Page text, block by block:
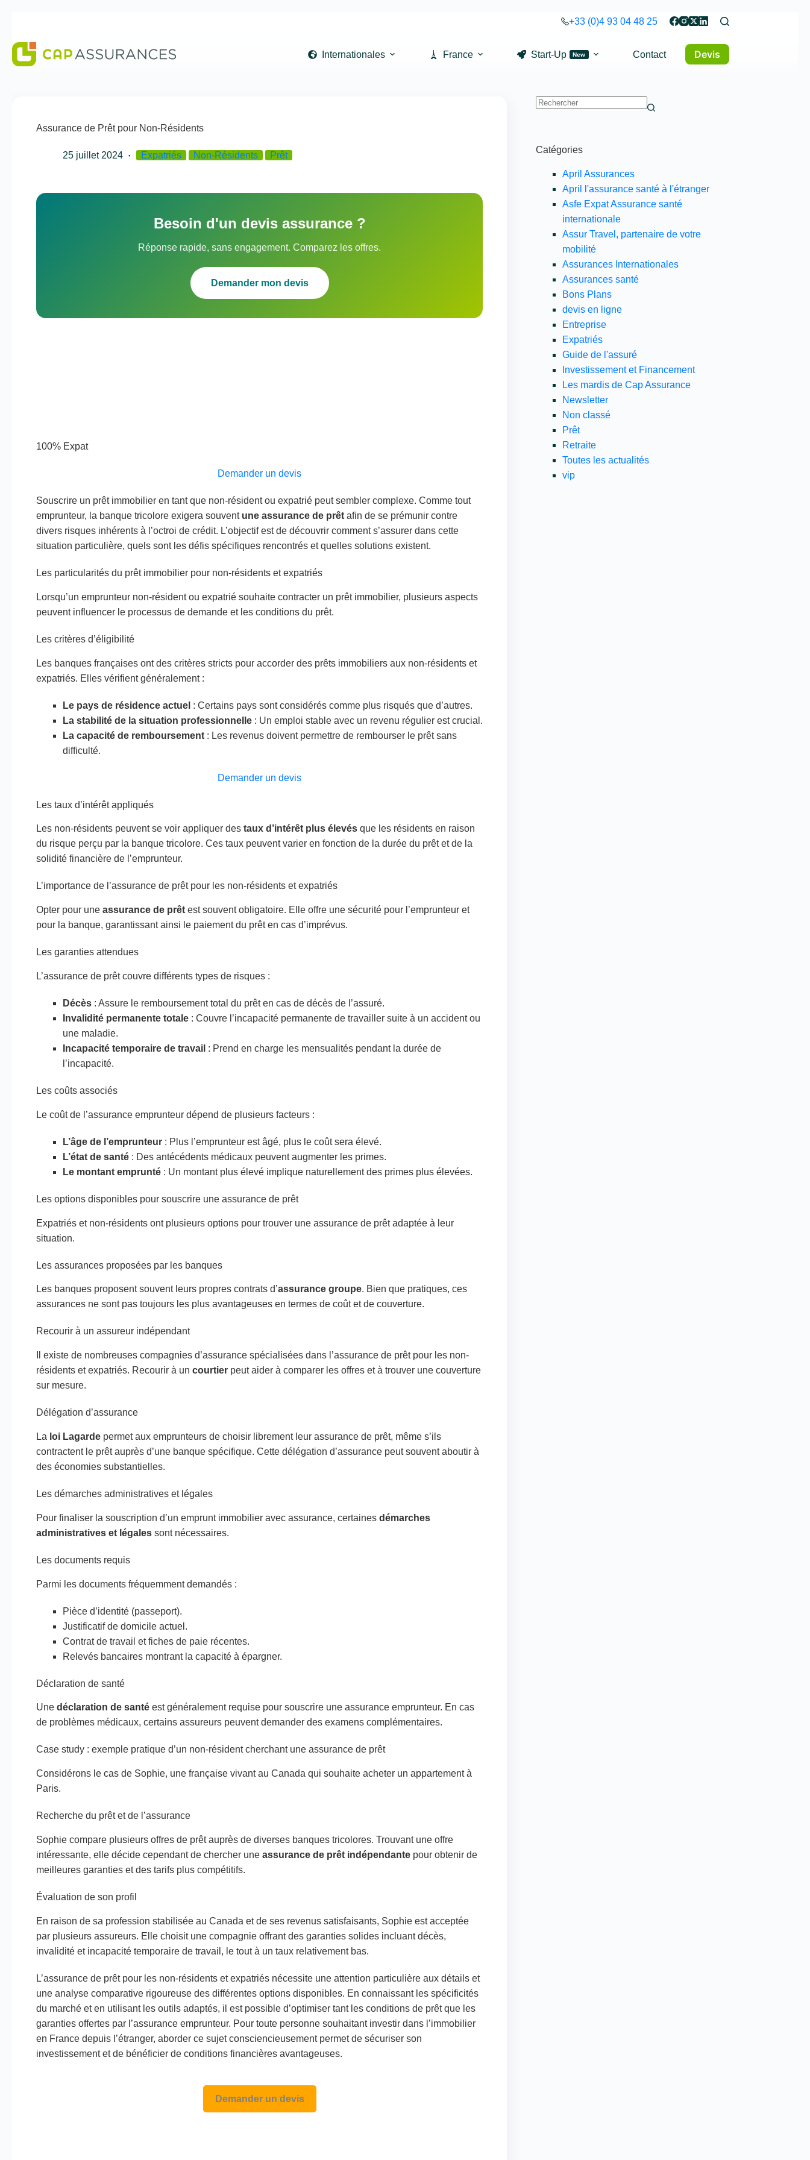
contenu
+33 (0)4 93 04 48 25
Internationales France Start-Up New Contact Devis
Assurance de Prêt pour Non-Résidents
25 juillet 2024 Expatriés Non-Résidents Prêt
Besoin d'un devis assurance ?
Réponse rapide, sans engagement. Comparez les offres.
Demander mon devis
100% Expat
Demander un devis
Souscrire un prêt immobilier en tant que non-résident ou expatrié peut sembler complexe. Comme tout
emprunteur, la banque tricolore exigera souvent une assurance de prêt afin de se prémunir contre
divers risques inhérents à l’octroi de crédit. L’objectif est de découvrir comment s’assurer dans cette
situation particulière, quels sont les défis spécifiques rencontrés et quelles solutions existent.
Les particularités du prêt immobilier pour non-résidents et expatriés
Lorsqu’un emprunteur non-résident ou expatrié souhaite contracter un prêt immobilier, plusieurs aspects
peuvent influencer le processus de demande et les conditions du prêt.
Les critères d’éligibilité
Les banques françaises ont des critères stricts pour accorder des prêts immobiliers aux non-résidents et
expatriés. Elles vérifient généralement :
Le pays de résidence actuel : Certains pays sont considérés comme plus risqués que d’autres.
La stabilité de la situation professionnelle : Un emploi stable avec un revenu régulier est crucial.
La capacité de remboursement : Les revenus doivent permettre de rembourser le prêt sans
difficulté.
Demander un devis
Les taux d’intérêt appliqués
Les non-résidents peuvent se voir appliquer des taux d’intérêt plus élevés que les résidents en raison
du risque perçu par la banque tricolore. Ces taux peuvent varier en fonction de la durée du prêt et de la
solidité financière de l’emprunteur.
L’importance de l’assurance de prêt pour les non-résidents et expatriés
Opter pour une assurance de prêt est souvent obligatoire. Elle offre une sécurité pour l’emprunteur et
pour la banque, garantissant ainsi le paiement du prêt en cas d’imprévus.
Les garanties attendues
L’assurance de prêt couvre différents types de risques :
Décès : Assure le remboursement total du prêt en cas de décès de l’assuré.
Invalidité permanente totale : Couvre l’incapacité permanente de travailler suite à un accident ou
une maladie.
Incapacité temporaire de travail : Prend en charge les mensualités pendant la durée de
l’incapacité.
Les coûts associés
Le coût de l’assurance emprunteur dépend de plusieurs facteurs :
L’âge de l’emprunteur : Plus l’emprunteur est âgé, plus le coût sera élevé.
L’état de santé : Des antécédents médicaux peuvent augmenter les primes.
Le montant emprunté : Un montant plus élevé implique naturellement des primes plus élevées.
Les options disponibles pour souscrire une assurance de prêt
Expatriés et non-résidents ont plusieurs options pour trouver une assurance de prêt adaptée à leur
situation.
Les assurances proposées par les banques
Les banques proposent souvent leurs propres contrats d’assurance groupe. Bien que pratiques, ces
assurances ne sont pas toujours les plus avantageuses en termes de coût et de couverture.
Recourir à un assureur indépendant
Il existe de nombreuses compagnies d’assurance spécialisées dans l’assurance de prêt pour les non-
résidents et expatriés. Recourir à un courtier peut aider à comparer les offres et à trouver une couverture
sur mesure.
Délégation d’assurance
La loi Lagarde permet aux emprunteurs de choisir librement leur assurance de prêt, même s’ils
contractent le prêt auprès d’une banque spécifique. Cette délégation d’assurance peut souvent aboutir à
des économies substantielles.
Les démarches administratives et légales
Pour finaliser la souscription d’un emprunt immobilier avec assurance, certaines démarches
administratives et légales sont nécessaires.
Les documents requis
Parmi les documents fréquemment demandés :
Pièce d’identité (passeport).
Justificatif de domicile actuel.
Contrat de travail et fiches de paie récentes.
Relevés bancaires montrant la capacité à épargner.
Déclaration de santé
Une déclaration de santé est généralement requise pour souscrire une assurance emprunteur. En cas
de problèmes médicaux, certains assureurs peuvent demander des examens complémentaires.
Case study : exemple pratique d’un non-résident cherchant une assurance de prêt
Considérons le cas de Sophie, une française vivant au Canada qui souhaite acheter un appartement à
Paris.
Recherche du prêt et de l’assurance
Sophie compare plusieurs offres de prêt auprès de diverses banques tricolores. Trouvant une offre
intéressante, elle décide cependant de chercher une assurance de prêt indépendante pour obtenir de
meilleures garanties et des tarifs plus compétitifs.
Évaluation de son profil
En raison de sa profession stabilisée au Canada et de ses revenus satisfaisants, Sophie est acceptée
par plusieurs assureurs. Elle choisit une compagnie offrant des garanties solides incluant décès,
invalidité et incapacité temporaire de travail, le tout à un taux relativement bas.
L’assurance de prêt pour les non-résidents et expatriés nécessite une attention particulière aux détails et
une analyse comparative rigoureuse des différentes options disponibles. En connaissant les spécificités
du marché et en utilisant les outils adaptés, il est possible d’optimiser tant les conditions de prêt que les
garanties offertes par l’assurance emprunteur. Pour toute personne souhaitant investir dans l’immobilier
en France depuis l’étranger, aborder ce sujet consciencieusement permet de sécuriser son
investissement et de bénéficier de conditions financières avantageuses.
Demander un devis
Catégories
April Assurances
April l'assurance santé à l'étranger
Asfe Expat Assurance santé
internationale
Assur Travel, partenaire de votre
mobilité
Assurances Internationales
Assurances santé
Bons Plans
devis en ligne
Entreprise
Expatriés
Guide de l'assuré
Investissement et Financement
Les mardis de Cap Assurance
Newsletter
Non classé
Prêt
Retraite
Toutes les actualités
vip